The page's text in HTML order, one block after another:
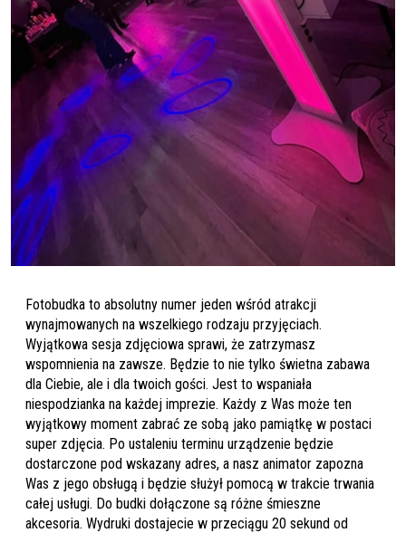
Fotobudka to absolutny numer jeden wśród atrakcji
wynajmowanych na wszelkiego rodzaju przyjęciach.
Wyjątkowa sesja zdjęciowa sprawi, że zatrzymasz
wspomnienia na zawsze. Będzie to nie tylko świetna zabawa
dla Ciebie, ale i dla twoich gości. Jest to wspaniała
niespodzianka na każdej imprezie. Każdy z Was może ten
wyjątkowy moment zabrać ze sobą jako pamiątkę w postaci
super zdjęcia. Po ustaleniu terminu urządzenie będzie
dostarczone pod wskazany adres, a nasz animator zapozna
Was z jego obsługą i będzie służył pomocą w trakcie trwania
całej usługi. Do budki dołączone są różne śmieszne
akcesoria. Wydruki dostajecie w przeciągu 20 sekund od